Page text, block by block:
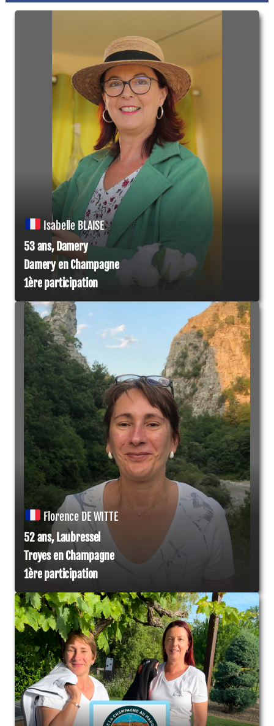
Isabelle BLAISE
53 ans, Damery
Damery en Champagne
1ère participation
Florence DE WITTE
52 ans, Laubressel
Troyes en Champagne
1ère participation